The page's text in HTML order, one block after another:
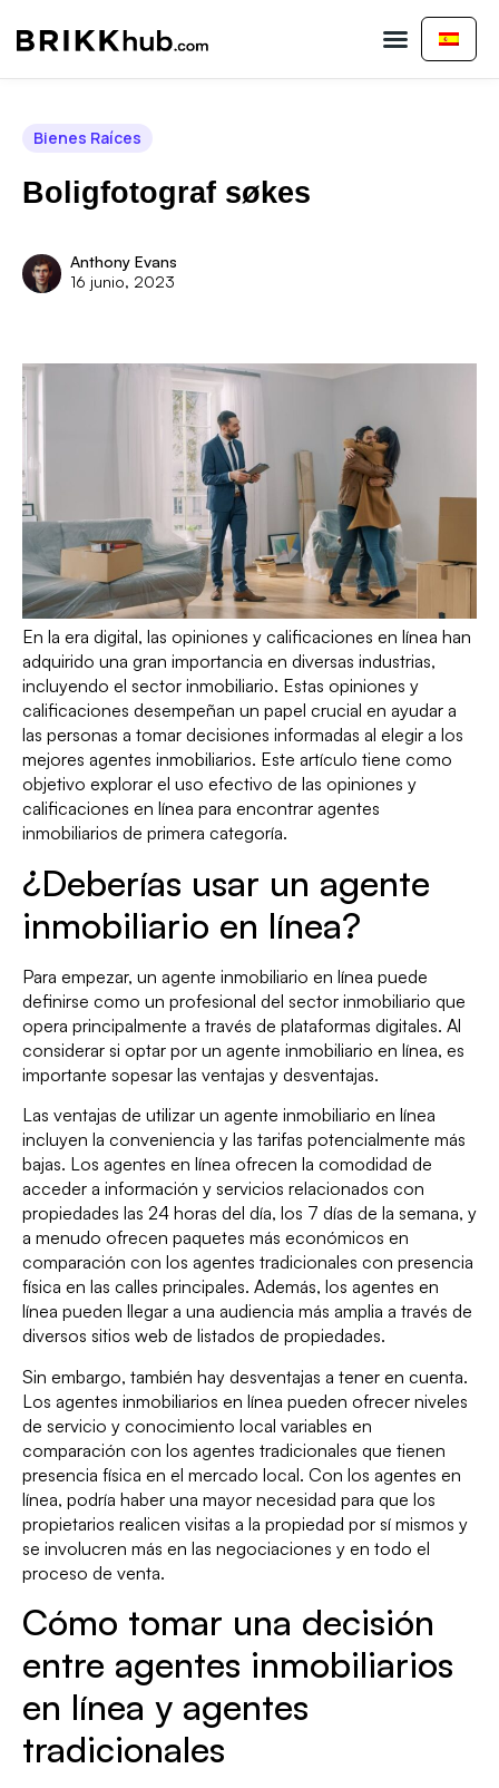
Bienes Raíces
Boligfotograf søkes
Anthony Evans
16 junio, 2023
En la era digital, las opiniones y calificaciones en línea han
adquirido una gran importancia en diversas industrias,
incluyendo el sector inmobiliario. Estas opiniones y
calificaciones desempeñan un papel crucial en ayudar a
las personas a tomar decisiones informadas al elegir a los
mejores agentes inmobiliarios. Este artículo tiene como
objetivo explorar el uso efectivo de las opiniones y
calificaciones en línea para encontrar agentes
inmobiliarios de primera categoría.
¿Deberías usar un agente
inmobiliario en línea?
Para empezar, un agente inmobiliario en línea puede
definirse como un profesional del sector inmobiliario que
opera principalmente a través de plataformas digitales. Al
considerar si optar por un agente inmobiliario en línea, es
importante sopesar las ventajas y desventajas.
Las ventajas de utilizar un agente inmobiliario en línea
incluyen la conveniencia y las tarifas potencialmente más
bajas. Los agentes en línea ofrecen la comodidad de
acceder a información y servicios relacionados con
propiedades las 24 horas del día, los 7 días de la semana, y
a menudo ofrecen paquetes más económicos en
comparación con los agentes tradicionales con presencia
física en las calles principales. Además, los agentes en
línea pueden llegar a una audiencia más amplia a través de
diversos sitios web de listados de propiedades.
Sin embargo, también hay desventajas a tener en cuenta.
Los agentes inmobiliarios en línea pueden ofrecer niveles
de servicio y conocimiento local variables en
comparación con los agentes tradicionales que tienen
presencia física en el mercado local. Con los agentes en
línea, podría haber una mayor necesidad para que los
propietarios realicen visitas a la propiedad por sí mismos y
se involucren más en las negociaciones y en todo el
proceso de venta.
Cómo tomar una decisión
entre agentes inmobiliarios
en línea y agentes
tradicionales